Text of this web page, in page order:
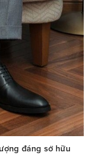
đáng sở hữu